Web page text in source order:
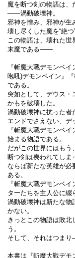
魔を断つ剣の物語は、
――渦動破壊神。
邪神を憎み、邪神が生
壊し尽くした魔を“絶つ”
この物語は、壊れた世
末魔である――
『斬魔大戰デモンベ
咆吼)デモンベイン』
である。
突如として、デウス・
かもを破壊した。
渦動破壊神に抗った者
エンドでさえない、デ
『斬魔大戰デモンベ
始まる物語である。
だがこの世界にはもう
断つ剣は喪われてしま
ならば新たな英雄が必
ある。
『斬魔大戰デモンベ
ターたちを主人公に綴
渦動破壊神は新たな物
かない。
きっとこの物語は敗
う。
そして、それはつま
本書は『斬魔大戰デモ